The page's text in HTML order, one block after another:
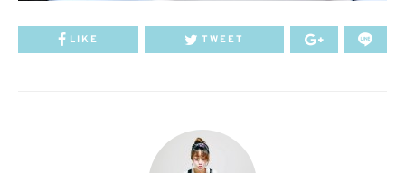
LIKE TWEET